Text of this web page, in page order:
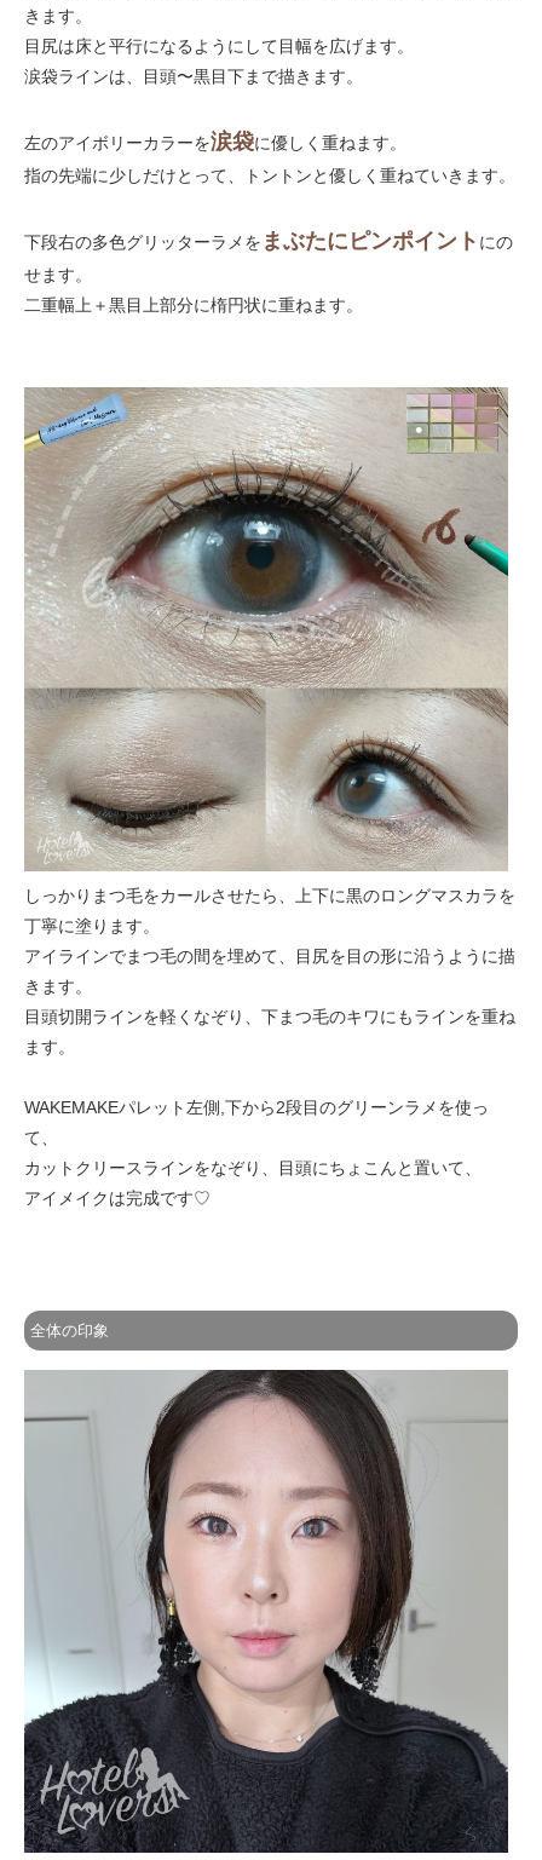
きます。
目尻は床と平行になるようにして目幅を広げます。
涙袋ラインは、目頭〜黒目下まで描きます。
左のアイボリーカラーを涙袋に優しく重ねます。
指の先端に少しだけとって、トントンと優しく重ねていきます。
下段右の多色グリッターラメを まぶたにピンポイント にの
せます。
二重幅上＋黒目上部分に楕円状に重ねます。
しっかりまつ毛をカールさせたら、上下に黒のロングマスカラを
丁寧に塗ります。
アイラインでまつ毛の間を埋めて、目尻を目の形に沿うように描
きます。
目頭切開ラインを軽くなぞり、下まつ毛のキワにもラインを重ね
ます。
WAKEMAKEパレット左側,下から2段目のグリーンラメを使っ
て、
カットクリースラインをなぞり、目頭にちょこんと置いて、
アイメイクは完成です♡
全体の印象